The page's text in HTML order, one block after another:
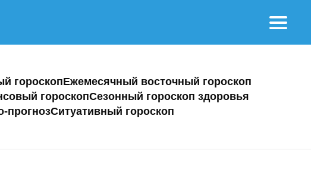
гороскопЕжемесячный восточный гороскоп
гороскопСезонный гороскоп здоровья
прогнозСитуативный гороскоп